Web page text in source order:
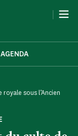
|
AGENDA
sous l’Ancien